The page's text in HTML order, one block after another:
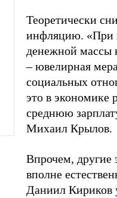
Теоретически
инфляцию. «При
денежной массы
– ювелирная
социальных
это в экономике
среднюю
Михаил Крылов.
Впрочем, другие
вполне
Даниил Кириков